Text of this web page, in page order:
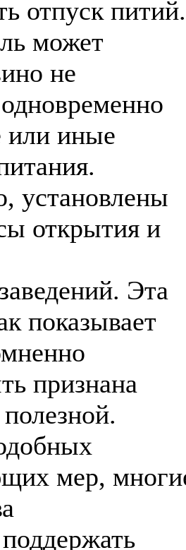
отпуск питий.
может
не
или иные
установлены
открытия и
Эта
показывает
признана
мер,